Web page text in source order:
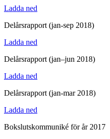
Ladda ned
Delårsrapport (jan-sep 2018)
Ladda ned
Delårsrapport (jan–jun 2018)
Ladda ned
Delårsrapport (jan-mar 2018)
Ladda ned
Bokslutskommuniké för år 2017